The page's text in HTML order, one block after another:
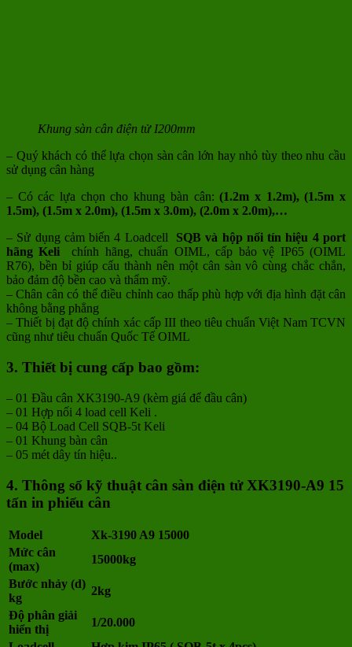
Khung sàn cân điện tử I200mm
– Quý khách có thể lựa chọn sàn cân lớn hay nhỏ tùy theo nhu cầu
sử dụng cân hàng
– Có các lựa chọn cho khung bàn cân:(1.2m x 1.2m), (1.5m x
1.5m), (1.5m x 2.0m), (1.5m x 3.0m), (2.0m x 2.0m),…
– Sử dụng cảm biến 4 Loadcell SQB và hộp nối tín hiệu 4 port
hãng Keli
chính hãng, chuẩn OIML, cấp bảo vệ IP65 (OIML
R76), bền bỉ giúp cấu thành nên một cân sàn vô cùng chắc chắn,
bảo đảm độ bền cao và thẩm mỹ.
– Chân cân có thể điều chỉnh cao thấp phù hợp với địa hình đặt cân
không bằng phẳng
– Thiết bị đạt độ chính xác cấp III theo tiêu chuẩn Việt Nam TCVN
cũng như tiêu chuẩn Quốc Tế OIML
3. Thiết bị cung cấp bao gồm:
– 01 Đầu cân XK3190-A9 (kèm giá để đầu cân)
– 01 Hợp nối 4 load cell Keli .
– 04 Bộ Load Cell SQB-5t Keli
– 01 Khung bàn cân
– 05 mét dây tín hiệu..
4. Thông số kỹ thuật cân sàn điện tử XK3190-A9 15
tấn in phiếu cân
Model
Xk-3190 A9 15000
Mức cân
(max)
15000kg
Bước nhảy (d)
kg
2kg
Độ phân giải
hiển thị
1/20.000